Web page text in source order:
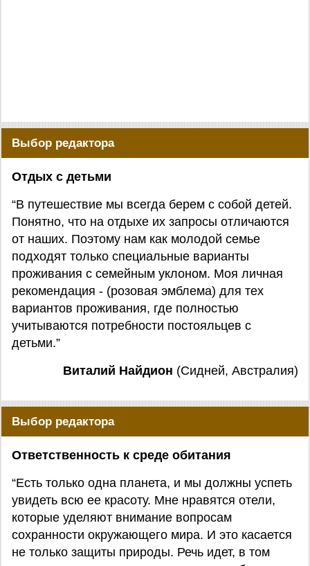
Выбор редактора
Отдых с детьми
“В путешествие мы всегда берем с собой детей.
Понятно, что на отдыхе их запросы отличаются
от наших. Поэтому нам как молодой семье
подходят только специальные варианты
проживания с семейным уклоном. Моя личная
рекомендация - (розовая эмблема) для тех
вариантов проживания, где полностью
учитываются потребности постояльцев с
детьми.”
Виталий Найдион (Сидней, Австралия)
Выбор редактора
Ответственность к среде обитания
“Есть только одна планета, и мы должны успеть
увидеть всю ее красоту. Мне нравятся отели,
которые уделяют внимание вопросам
сохранности окружающего мира. И это касается
не только защиты природы. Речь идет, в том